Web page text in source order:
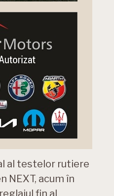
al testelor rutiere
NEXT, acum în
fin al